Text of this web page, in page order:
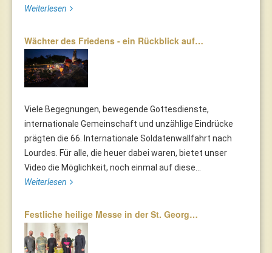
Weiterlesen
Wächter des Friedens - ein Rückblick auf…
Viele Begegnungen, bewegende Gottesdienste,
internationale Gemeinschaft und unzählige Eindrücke
prägten die 66. Internationale Soldatenwallfahrt nach
Lourdes. Für alle, die heuer dabei waren, bietet unser
Video die Möglichkeit, noch einmal auf diese...
Weiterlesen
Festliche heilige Messe in der St. Georg…